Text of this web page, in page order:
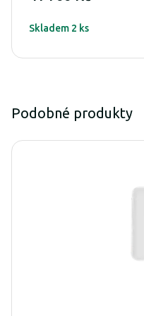
Skladem 2 ks
Podobné produkty